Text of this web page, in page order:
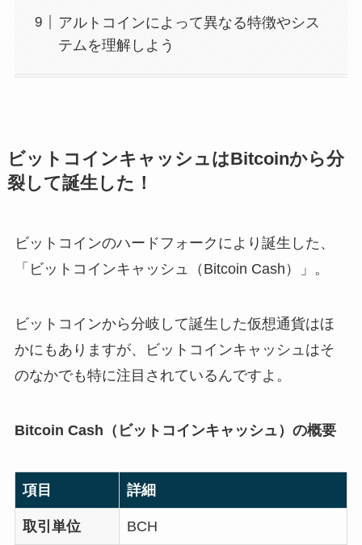
アルトコインによって異なる特徴やシス
テムを理解しよう
ビットコインキャッシュはBitcoinから分
裂して誕生した！
ビットコインのハードフォークにより誕生した、
「ビットコインキャッシュ（Bitcoin Cash）」。
ビットコインから分岐して誕生した仮想通貨はほ
かにもありますが、ビットコインキャッシュはそ
のなかでも特に注目されているんですよ。
Bitcoin Cash（ビットコインキャッシュ）の概要
項目 詳細
取引単位 BCH